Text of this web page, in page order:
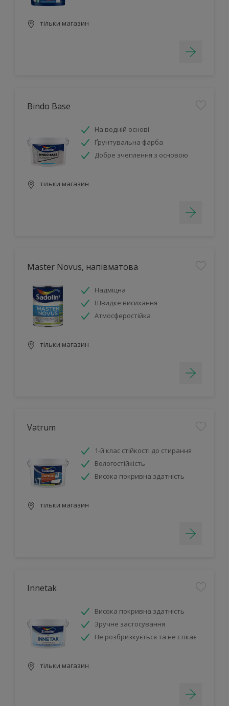
тільки магазин
Bindo Base
На водній основі
Ґрунтувальна фарба
Добре зчеплення з основою
тільки магазин
Master Novus, напівматова
Надміцна
Швидке висихання
Атмосферостійка
тільки магазин
Vatrum
1-й клас стійкості до стирання
Вологостійкість
Висока покривна здатність
тільки магазин
Innetak
Висока покривна здатність
Зручне застосування
Не розбризкується та не стікає
тільки магазин